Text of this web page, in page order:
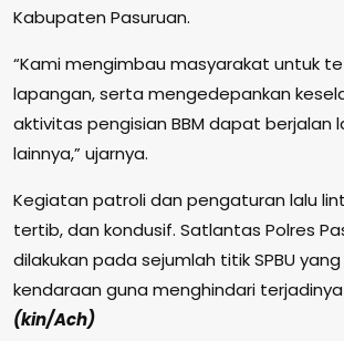
Kabupaten Pasuruan.
“Kami mengimbau masyarakat untuk
lapangan, serta mengedepankan
aktivitas pengisian BBM dapat
lainnya,” ujarnya.
Kegiatan patroli dan pengaturan lalu
tertib, dan kondusif. Satlantas Polres
dilakukan pada sejumlah titik SPBU
kendaraan guna menghindari
(kin/Ach)